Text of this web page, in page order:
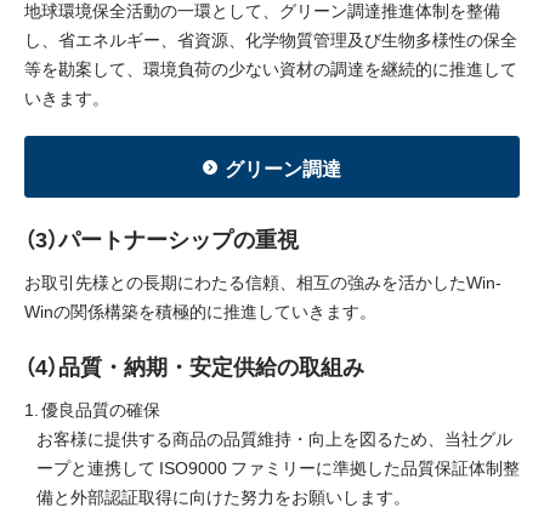
地球環境保全活動の一環として、グリーン調達推進体制を整備
し、省エネルギー、省資源、化学物質管理及び生物多様性の保全
等を勘案して、環境負荷の少ない資材の調達を継続的に推進して
いきます。
グリーン調達
（3）パートナーシップの重視
お取引先様との長期にわたる信頼、相互の強みを活かしたWin-
Winの関係構築を積極的に推進していきます。
（4）品質・納期・安定供給の取組み
優良品質の確保
お客様に提供する商品の品質維持・向上を図るため、当社グル
ープと連携して ISO9000 ファミリーに準拠した品質保証体制整
備と外部認証取得に向けた努力をお願いします。